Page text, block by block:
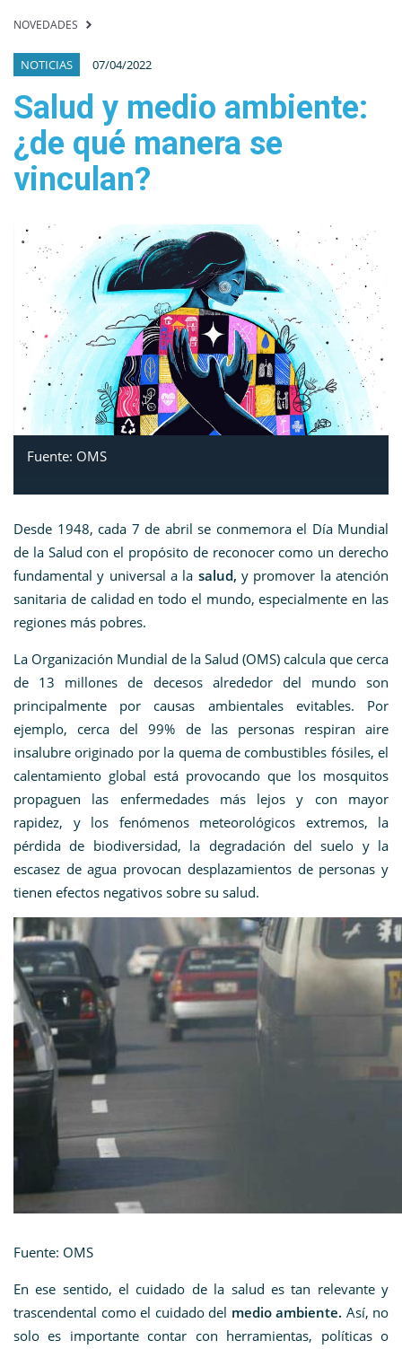
NOVEDADES
NOTICIAS 07/04/2022
Salud y medio ambiente:
¿de qué manera se
vinculan?
Fuente: OMS
Desde 1948, cada 7 de abril se conmemora el Día Mundial
de la Salud con el propósito de reconocer como un derecho
fundamental y universal a la salud, y promover la atención
sanitaria de calidad en todo el mundo, especialmente en las
regiones más pobres.
La Organización Mundial de la Salud (OMS) calcula que cerca
de 13 millones de decesos alrededor del mundo son
principalmente por causas ambientales evitables. Por
ejemplo, cerca del 99% de las personas respiran aire
insalubre originado por la quema de combustibles fósiles, el
calentamiento global está provocando que los mosquitos
propaguen las enfermedades más lejos y con mayor
rapidez, y los fenómenos meteorológicos extremos, la
pérdida de biodiversidad, la degradación del suelo y la
escasez de agua provocan desplazamientos de personas y
tienen efectos negativos sobre su salud.
Fuente: OMS
En ese sentido, el cuidado de la salud es tan relevante y
trascendental como el cuidado del medio ambiente. Así, no
solo es importante contar con herramientas, políticas o